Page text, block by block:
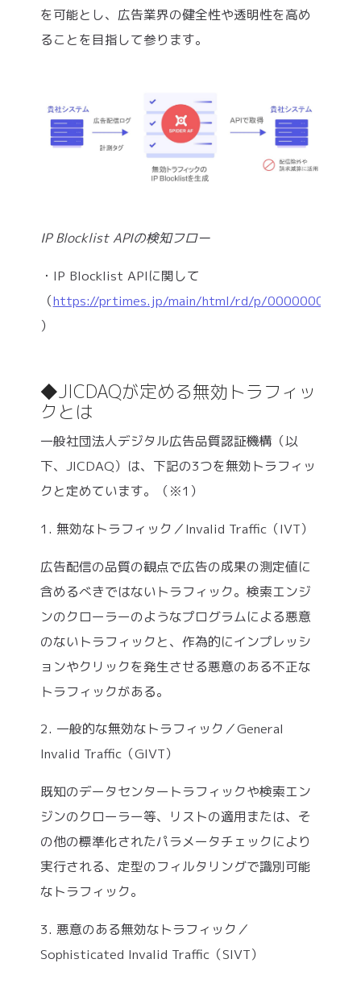
を可能とし、広告業界の健全性や透明性を高め
ることを目指して参ります。
IP Blocklist APIの検知フロー
・IP Blocklist APIに関して
（https://prtimes.jp/main/html/rd/p/
）
◆JICDAQが定める無効トラフィッ
クとは
一般社団法人デジタル広告品質認証機構（以
下、JICDAQ）は、下記の3つを無効トラフィッ
クと定めています。（※1）
1. 無効なトラフィック／Invalid Traffic（IVT）
広告配信の品質の観点で広告の成果の測定値に
含めるべきではないトラフィック。検索エンジ
ンのクローラーのようなプログラムによる悪意
のないトラフィックと、作為的にインプレッシ
ョンやクリックを発⽣させる悪意のある不正な
トラフィックがある。
2. ⼀般的な無効なトラフィック／General
Invalid Traffic（GIVT）
既知のデータセンタートラフィックや検索エン
ジンのクローラー等、リストの適⽤または、そ
の他の標準化されたパラメータチェックにより
実⾏される、定型のフィルタリングで識別可能
なトラフィック。
3. 悪意のある無効なトラフィック／
Sophisticated Invalid Traffic（SIVT）